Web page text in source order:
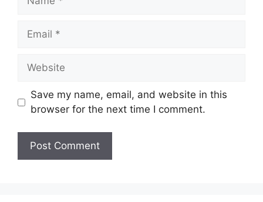
Email
Website
Save my name, email, and website in this
browser for the next time I comment.